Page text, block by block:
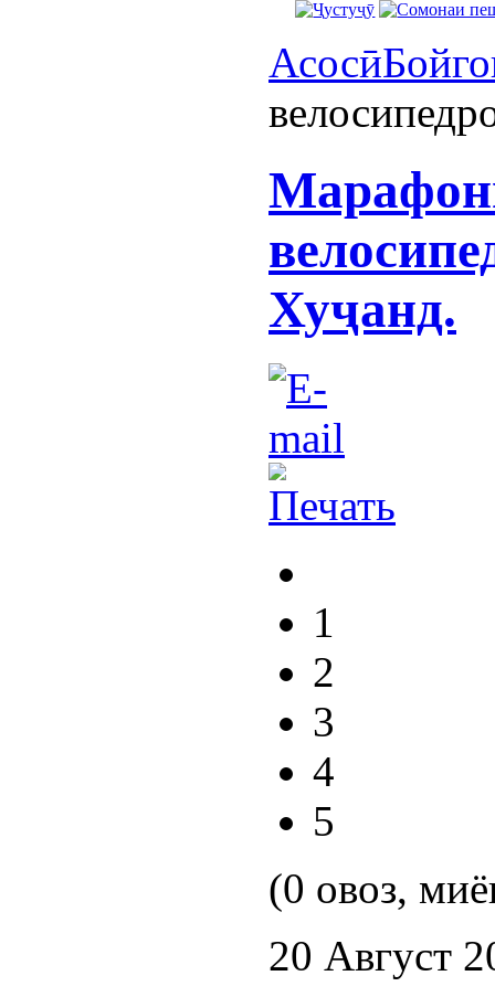
Асосӣ
Хуҷанд.
1
2
3
4
5
(0 овоз,
20 Август